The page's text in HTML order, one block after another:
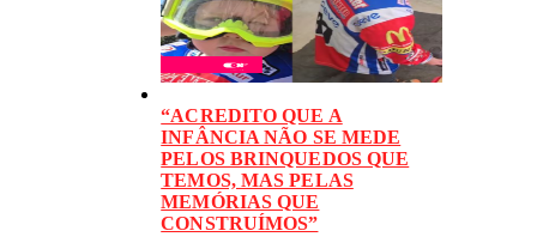
“ACREDITO QUE A
INFÂNCIA NÃO SE MEDE
PELOS BRINQUEDOS QUE
TEMOS, MAS PELAS
MEMÓRIAS QUE
CONSTRUÍMOS”